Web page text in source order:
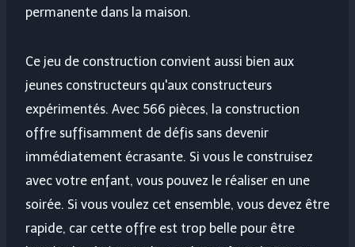
permanente dans la maison.
Ce jeu de construction convient aussi bien aux
jeunes constructeurs qu'aux constructeurs
expérimentés. Avec 566 pièces, la construction
offre suffisamment de défis sans devenir
immédiatement écrasante. Si vous le construisez
avec votre enfant, vous pouvez le réaliser en une
soirée. Si vous voulez cet ensemble, vous devez être
rapide, car cette offre est trop belle pour être